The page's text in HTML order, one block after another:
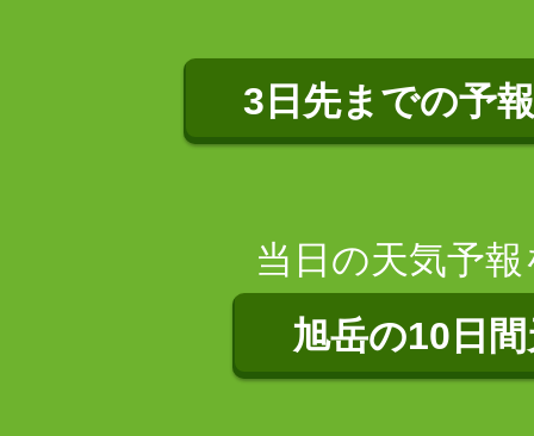
3日先までの予
当日の天気予
旭岳の10日